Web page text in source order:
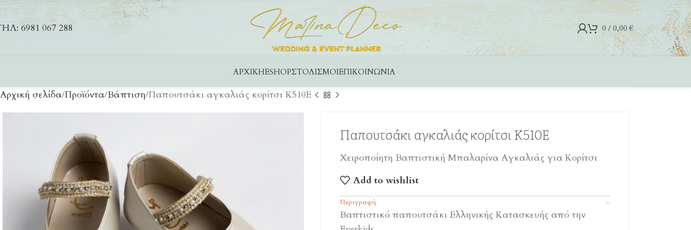
6981 067 288 0 / 0,00€
ΑΡΧΙΚΉESHOPΣΤΟΛΙΣΜΟΊΕΠΙΚΟΙΝΩΝΊΑ
Αρχική σελίδα Προϊόντα Βάπτιση Παπουτσάκι αγκαλιάς κορίτσι Κ510Ε
Παπουτσάκι αγκαλιάς κορίτσι Κ510Ε
Χειροποίητη Βαπτιστική Μπαλαρίνα Αγκαλιάς για Κορίτσι
Add to wishlist
Περιγραφή
Βαπτιστικό παπουτσάκι Ελληνικής Κατασκευής από την